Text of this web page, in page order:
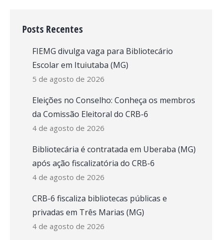
Posts Recentes
FIEMG divulga vaga para Bibliotecário
Escolar em Ituiutaba (MG)
5 de agosto de 2026
Eleições no Conselho: Conheça os membros
da Comissão Eleitoral do CRB-6
4 de agosto de 2026
Bibliotecária é contratada em Uberaba (MG)
após ação fiscalizatória do CRB-6
4 de agosto de 2026
CRB-6 fiscaliza bibliotecas públicas e
privadas em Três Marias (MG)
4 de agosto de 2026